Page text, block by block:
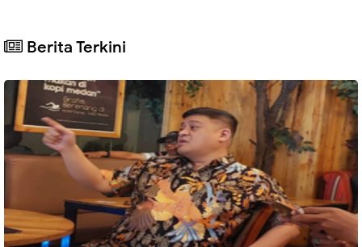
Berita Terkini